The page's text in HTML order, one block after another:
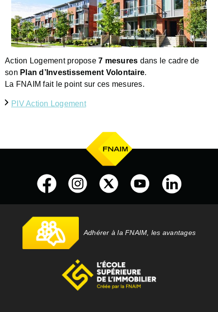
Action Logement propose 7 mesures dans le cadre de
son Plan d’Investissement Volontaire.
La FNAIM fait le point sur ces mesures.
PIV Action Logement
Adhérer à la FNAIM, les avantages